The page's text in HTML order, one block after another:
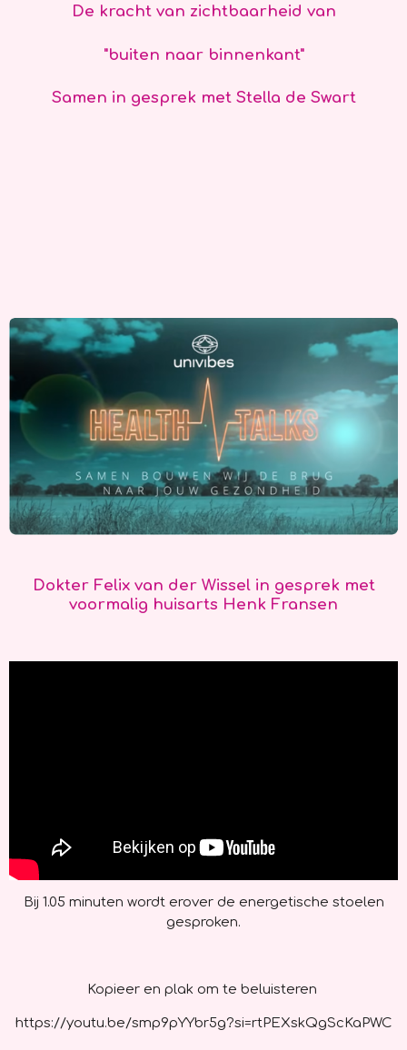
De kracht van zichtbaarheid van
"buiten naar binnenkant"
Samen in gesprek met Stella de Swart
Dokter Felix van der Wissel in gesprek met
voormalig huisarts Henk Fransen
Bij 1.05 minuten wordt erover de energetische stoelen
gesproken.
Kopieer en plak om te beluisteren
https://youtu.be/smp9pYYbr5g?si=rtPEXskQgScKaPWC